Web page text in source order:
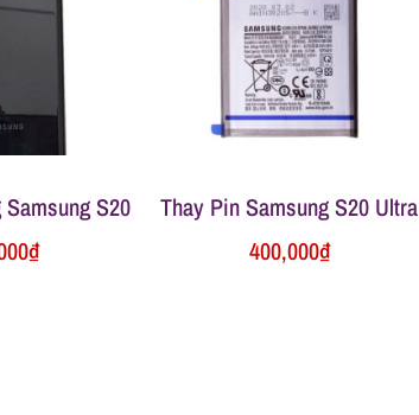
S20
₫
Thay Pin Samsung S20 Ultra
400,000₫